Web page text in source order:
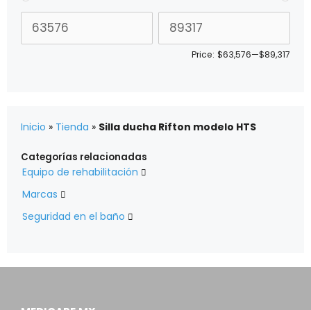
Price: $63,576—$89,317
Inicio » Tienda » Silla ducha Rifton modelo HTS
Categorías relacionadas
Equipo de rehabilitación 
Marcas 
Seguridad en el baño 